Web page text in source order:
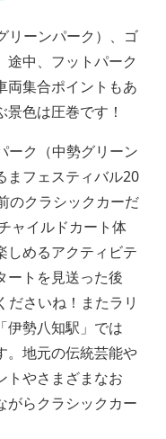
リーンパーク）、ゴ
途中、フットパーク
両集合ポイントもあ
色は圧巻です！
ーク（中勢グリーン
まフェスティバル20
のクラシックカーだ
ャイルドカート体
しめるアクティビテ
ートを見送った後
ださいね！またラリ
伊勢八知駅」では
。地元の伝統芸能や
トやさまざまなお
がらクラシックカー